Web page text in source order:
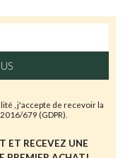
, j'accepte de recevoir la
679 (GDPR).
ET RECEVEZ UNE